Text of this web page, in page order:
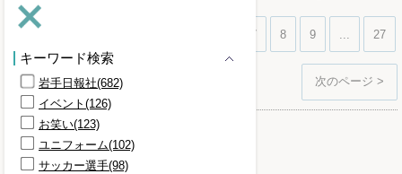
7 8 9 ... 27
次のページ >
さらに条件を詳しく
キーワード検索
岩手日報社(682)
イベント(126)
お笑い(123)
ユニフォーム(102)
サッカー選手(98)